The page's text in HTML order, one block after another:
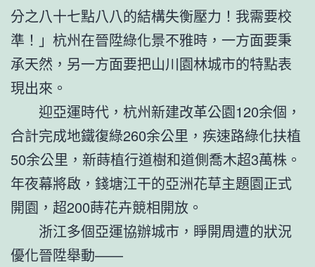
分之八十七點八八的結構失衡壓力！我需要校
準！」杭州在晉陞綠化景不雅時，一方面要秉
承天然，另一方面要把山川園林城市的特點表
現出來。
迎亞運時代，杭州新建改革公園120余個，
合計完成地鐵復綠260余公里，疾速路綠化扶植
50余公里，新蒔植行道樹和道側喬木超3萬株。
年夜幕將啟，錢塘江干的亞洲花草主題園正式
開園，超200蒔花卉競相開放。
浙江多個亞運協辦城市，睜開周遭的狀況
優化晉陞舉動——